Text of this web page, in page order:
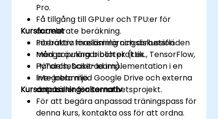
Pro.
Få tillgång till GPU:er och TPU:er för
accelerate beräkning.
Förbättra maskininlärningsarbetsflöden
med populära bibliotek (t.ex., TensorFlow,
PyTorch, Scikit-learn).
Integrera med Google Drive och externa
datakällor för samarbetsprojekt.
Kursformat
Interaktiv föreläsning och diskussion.
Många övningar och praktik.
Händelsebaserad implementation i en
live-labbmiljö.
Kursanpassningsalternativ
För att begära anpassad träningspass för
denna kurs, kontakta oss för att ordna.